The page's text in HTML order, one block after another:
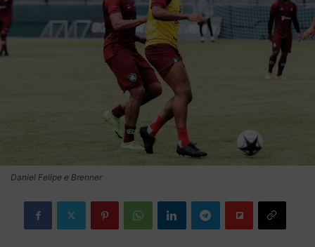
Daniel Felipe e Brenner